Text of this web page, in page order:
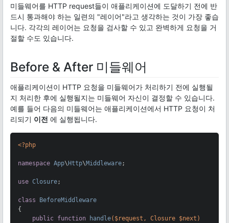
미들웨어를 HTTP request들이 애플리케이션에 도달하기 전에 반
드시 통과해야 하는 일련의 "레이어"라고 생각하는 것이 가장 좋습
니다. 각각의 레이어는 요청을 검사할 수 있고 완벽하게 요청을 거
절할 수도 있습니다.
Before & After 미들웨어
애플리케이션이 HTTP 요청을 미들웨어가 처리하기 전에 실행될
지 처리한 후에 실행될지는 미들웨어 자신이 결정할 수 있습니다.
예를 들어 다음의 미들웨어는 애플리케이션에서 HTTP 요청이 처
리되기 이전 에 실행됩니다.
<?php
namespace App\Http\Middleware ;
use Closure ;
class
BeforeMiddleware
{
public function handle($request, Closure $next)